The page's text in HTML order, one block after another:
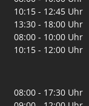
10:15 - 12:45 Uhr
13:30 - 18:00 Uhr
08:00 - 10:00 Uhr
10:15 - 12:00 Uhr
08:00 - 17:30 Uhr